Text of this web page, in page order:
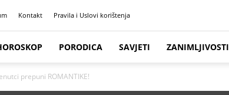
Kontakt Pravila i Uslovi korištenja
PORODICA SAVJETI ZANIMLJIVOSTI
prepuni ROMANTIKE!